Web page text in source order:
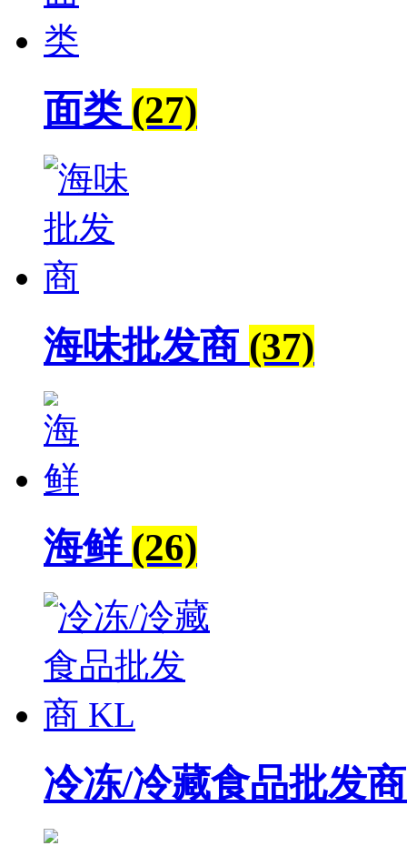
面类 (27)
海味批发商 (37)
海鲜 (26)
冷冻/冷藏食品批发